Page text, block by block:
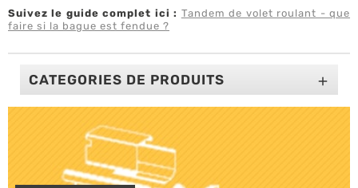
Suivez le guide complet ici : Tandem de volet roulant - que
faire si la bague est fendue ?
CATEGORIES DE PRODUITS 